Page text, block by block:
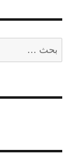
البحث
عن: